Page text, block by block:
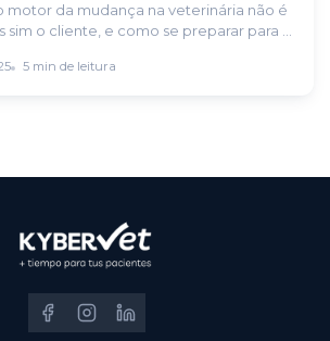
motor da mudança na veterinária não é
sim o cliente, e como se preparar para o
5 min de leitura